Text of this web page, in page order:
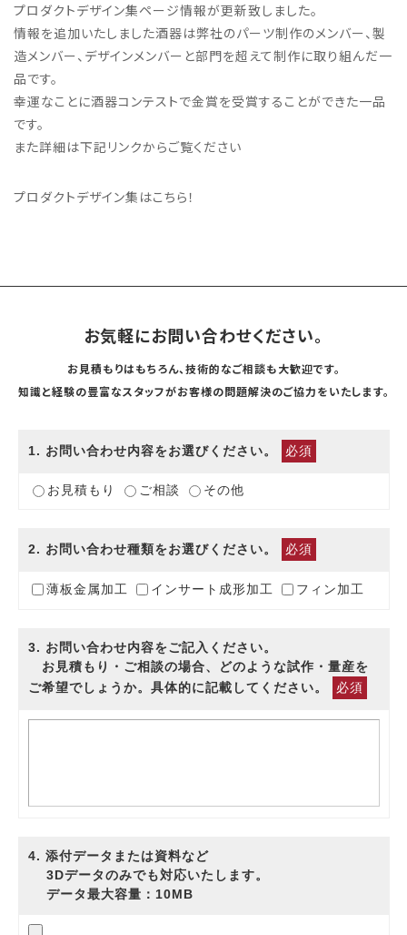
プロダクトデザイン集ページ情報が更新致しました。
情報を追加いたしました酒器は弊社のパーツ制作のメンバー、製
造メンバー、デザインメンバーと部門を超えて制作に取り組んだ一
品です。
幸運なことに酒器コンテストで金賞を受賞することができた一品
です。
また詳細は下記リンクからご覧ください
プロダクトデザイン集はこちら！
お気軽にお問い合わせください。
お見積もりはもちろん、技術的なご相談も大歓迎です。
知識と経験の豊富なスタッフがお客様の問題解決のご協力をいたします。
1. お問い合わせ内容をお選びください。 必須
お見積もり ご相談 その他
2. お問い合わせ種類をお選びください。 必須
薄板金属加工 インサート成形加工 フィン加工
3. お問い合わせ内容をご記入ください。
お見積もり・ご相談の場合、どのような試作・量産を
ご希望でしょうか。具体的に記載してください。
必須
4. 添付データまたは資料など
3Dデータのみでも対応いたします。
データ最大容量：10MB